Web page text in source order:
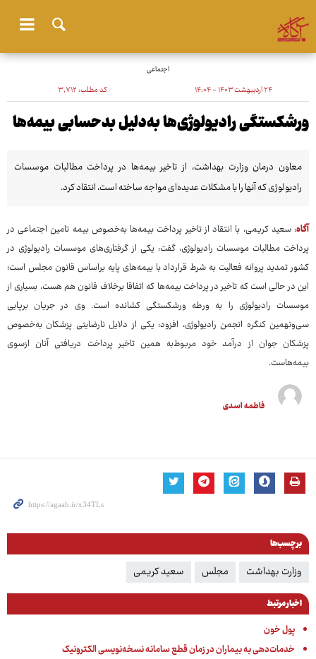
اجتماعی
۲۴ اردیبهشت ۱۴۰۳ - ۱۴:۰۴ کد مطلب:۳٬۷۱۲
ورشکستگی رادیولوژی‌ها به‌دلیل بدحسابی بیمه‌ها
معاون درمان وزارت بهداشت، از تاخیر بیمه‌ها در پرداخت مطالبات موسسات
رادیولوژی که آنها را با مشکلات عدیده‌ای مواجه ساخته است، انتقاد کرد.
آگاه: سعید کریمی، با انتقاد از تاخیر پرداخت بیمه‌ها به‌خصوص بیمه تامین اجتماعی در
پرداخت مطالبات موسسات رادیولوژی، گفت: یکی از گرفتاری‌های موسسات رادیولوژی در
کشور تمدید پروانه فعالیت به شرط قرارداد با بیمه‌های پایه براساس قانون مجلس است؛
این در حالی است که تاخیر در پرداخت بیمه‌ها که اتفاقا برخلاف قانون هم هست، بسیاری از
موسسات رادیولوژی را به ورطه ورشکستگی کشانده است. وی در جریان برپایی
سی‌ونهمین کنگره انجمن رادیولوژی، افزود: یکی از دلایل نارضایتی پزشکان به‌خصوص
پزشکان جوان از درآمد خود مربوط‌به همین تاخیر پرداخت دریافتی آنان ازسوی
بیمه‌هاست.
فاطمه اسدی
برچسب‌ها
وزارت بهداشت مجلس سعید کریمی
اخبار مرتبط
پول خون
خدمات‌دهی به بیماران در زمان قطع سامانه نسخه‌نویسی الکترونیک